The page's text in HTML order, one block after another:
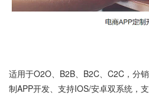
适用于O2O、B2B、B2C、C2C，分
制APP开发、支持IOS/安卓双系统，